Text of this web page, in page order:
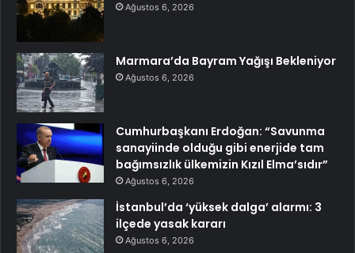
Ağustos 6, 2026
Marmara’da Bayram Yağışı Bekleniyor
Ağustos 6, 2026
Cumhurbaşkanı Erdoğan: “Savunma
sanayiinde olduğu gibi enerjide tam
bağımsızlık ülkemizin Kızıl Elma’sıdır”
Ağustos 6, 2026
İstanbul’da ‘yüksek dalga’ alarmı: 3
ilçede yasak kararı
Ağustos 6, 2026